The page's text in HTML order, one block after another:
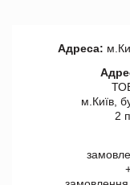
Адреса:
м.Київ,
2